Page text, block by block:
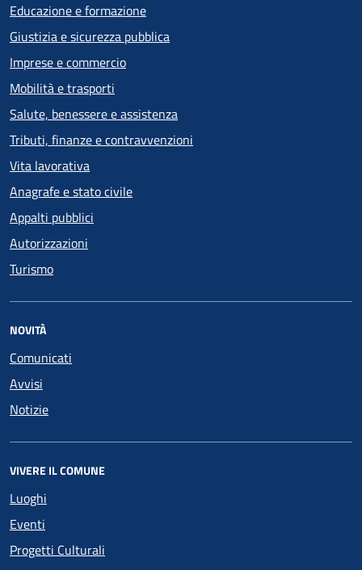
Educazione e formazione
Giustizia e sicurezza pubblica
Imprese e commercio
Mobilità e trasporti
Salute, benessere e assistenza
Tributi, finanze e contravvenzioni
Vita lavorativa
Anagrafe e stato civile
Appalti pubblici
Autorizzazioni
Turismo
NOVITÀ
Comunicati
Avvisi
Notizie
VIVERE IL COMUNE
Luoghi
Eventi
Progetti Culturali